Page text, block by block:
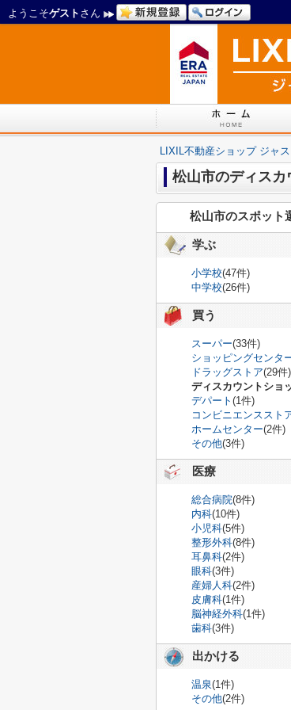
ようこそゲスト さん
LIXIL不動産ショップ ジャ
松山市のディス
松山市のスポット
学ぶ
小学校(47件)
中学校(26件)
買う
スーパー(33件)
ショッピングセンタ
ドラッグストア(29件)
ディスカウントショ
デパート (1件)
コンビニエンススト
ホームセンター(2件)
その他(3件)
医療
総合病院(8件)
内科(10件)
小児科(5件)
整形外科(8件)
耳鼻科(2件)
眼科(3件)
産婦人科(2件)
皮膚科(1件)
脳神経外科(1件)
歯科(3件)
出かける
温泉(1件)
その他(2件)